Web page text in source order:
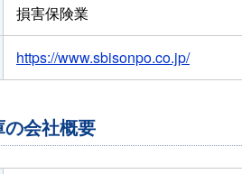
損害保険業
https://www.sbisonpo.co.jp/
会社概要